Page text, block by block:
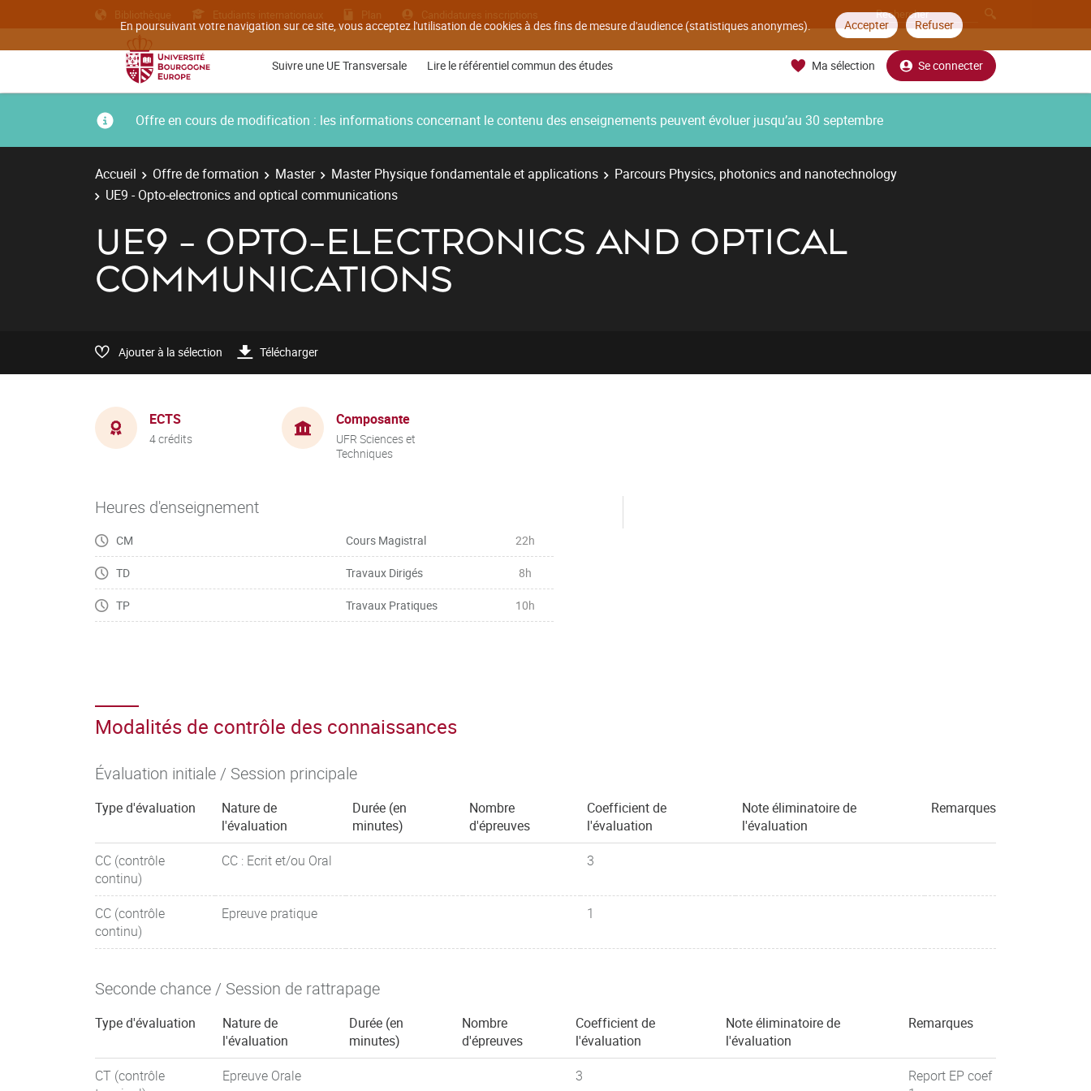
En poursuivant votre navigation sur ce site, vous acceptez l'utilisation de cookies à des fins de mesure d'audience (statistiques anonymes). Accepter Refuser
Bibliothèque Etudiants internationaux Plan Candidatures inscriptions
Suivre une UE Transversale Lire le référentiel commun des études Ma sélection Se connecter
Offre en cours de modification : les informations concernant le contenu des enseignements peuvent évoluer jusqu’au 30 septembre
Accueil Offre de formation Master Master Physique fondamentale et applications
Parcours Physics, photonics and nanotechnology
UE9 - Opto-electronics and optical communications
UE9 - OPTO-ELECTRONICS AND OPTICAL
COMMUNICATIONS
Ajouter à la sélection Télécharger
ECTS
4 crédits
Composante
UFR Sciences et
Techniques
Heures d'enseignement
CM Cours Magistral 22h
TD Travaux Dirigés 8h
TP Travaux Pratiques 10h
Modalités de contrôle des connaissances
Évaluation initiale / Session principale
Type d'évaluation
Nature de
l'évaluation
Durée (en
minutes)
Nombre
d'épreuves
Coefficient de
l'évaluation
Note éliminatoire de
l'évaluation
Remarques
CC (contrôle
continu)
CC : Ecrit et/ou Oral 3
CC (contrôle
continu)
Epreuve pratique 1
Seconde chance / Session de rattrapage
Type d'évaluation
Nature de
l'évaluation
Durée (en
minutes)
Nombre
d'épreuves
Coefficient de
l'évaluation
Note éliminatoire de
l'évaluation
Remarques
CT (contrôle
Epreuve Orale 3
Report EP coef